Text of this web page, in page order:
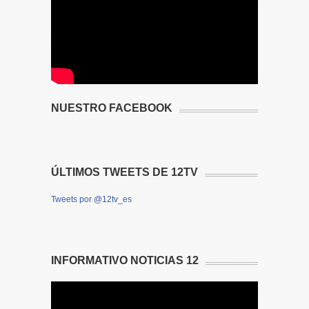
NUESTRO FACEBOOK
ÚLTIMOS TWEETS DE 12TV
Tweets por @12tv_es
INFORMATIVO NOTICIAS 12